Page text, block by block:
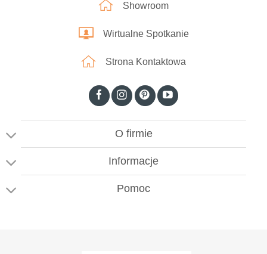
Showroom
Wirtualne Spotkanie
Strona Kontaktowa
O firmie
Informacje
Pomoc